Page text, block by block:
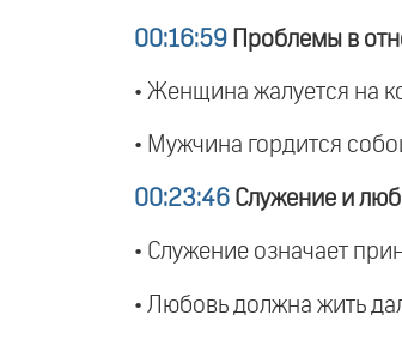
00:16:59 Проблемы в
• Женщина жалуется на
• Мужчина гордится
00:23:46 Служение и
• Служение означает
• Любовь должна жить